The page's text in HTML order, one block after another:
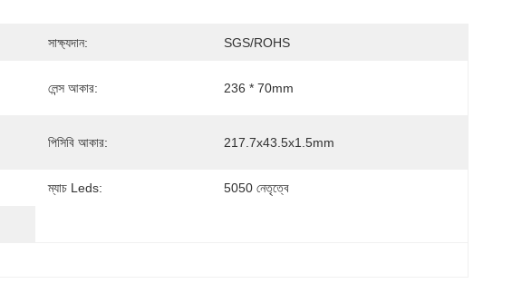
সাক্ষ্যদান: SGS/ROHS
লেন্স আকার: 236 * 70mm
পিসিবি আকার: 217.7x43.5x1.5mm
ম্যাচ Leds: 5050 নেতৃত্বে